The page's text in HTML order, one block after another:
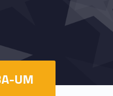
UM